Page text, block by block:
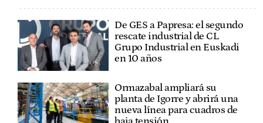
De GES a Papresa: el segundo
rescate industrial de CL
Grupo Industrial en Euskadi
en 10 años
Ormazabal ampliará su
planta de Igorre y abrirá una
nueva línea para cuadros de